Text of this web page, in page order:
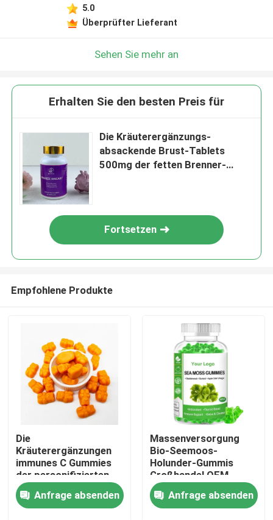
Haus
Produkte
5.0
Überprüfter Lieferant
Sehen Sie mehr an
Erhalten Sie den besten Preis für
Die Kräuterergänzungs-
absackende Brust-Tablets
500mg der fetten Brenner-
Fortsetzen
Empfohlene Produkte
Die
Kräuterergänzungen
immunes C Gummies
der personifizierten
Gesundheitswesen-
FrauenAnfrage absenden
Massenversorgung
Bio-Seemoos-
Holunder-Gummis
Großhandel OEM
Anfrage absenden